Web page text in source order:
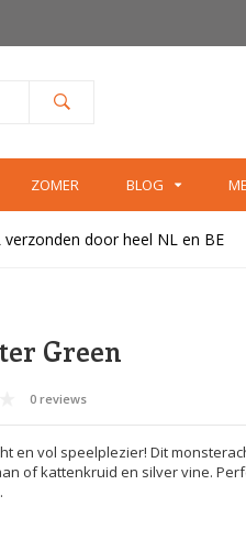
ZOMER BLOG
verzonden door heel NL en BE
Green
0 reviews
en vol speelplezier! Dit
of kattenkruid en silver vine.